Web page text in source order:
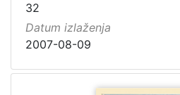
32
Datum izlaženja
2007-08-09